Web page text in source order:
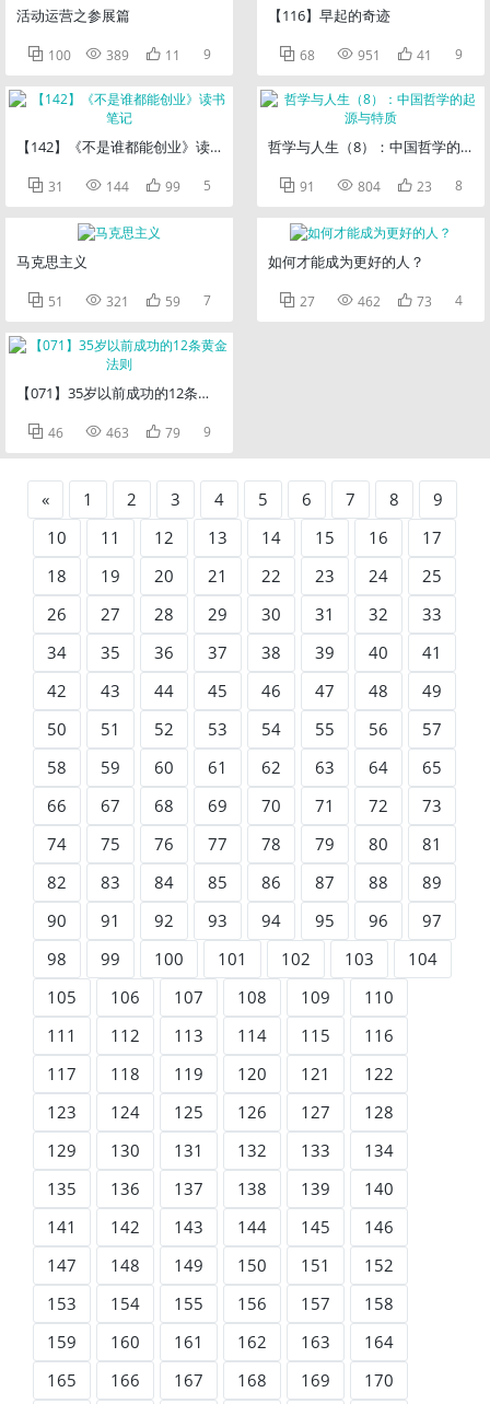
活动运营之参展篇
 100  389  11 9
【142】《不是谁都能创业》读书笔记
 31  144  99 5
马克思主义
 51  321  59 7
【071】35岁以前成功的12条黄金法则
 46  463  79 9
【116】早起的奇迹
 68  951  41 9
哲学与人生（8）：中国哲学的起
 91  804  23 8
如何才能成为更好的人？
 27  462  73 4
« 1 2 3 4 5 6 7 8
9
10
11 12 13 14 15 16
17
18
19 20 21 22 23 24
25
26
27 28 29 30 31 32
33
34
35 36 37 38 39 40
41
42
43 44 45 46 47 48
49
50
51 52 53 54 55 56
57
58
59 60 61 62 63 64
65
66
67 68 69 70 71 72
73
74
75 76 77 78 79 80
81
82
83 84 85 86 87 88
89
90
91 92 93 94 95 96
97
98
99 100 101 102 103
104
105
106 107 108 109
110
111
112 113 114 115
116
117
118 119 120 121
122
123
124 125 126 127
128
129
130 131 132 133
134
135
136 137 138 139
140
141
142 143 144 145
146
147
148 149 150 151
152
153
154 155 156 157
158
159
160 161 162 163
164
165
166 167 168 169
170